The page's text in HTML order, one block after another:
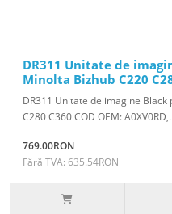
DR311 Unitate de
Minolta Bizhub C220
DR311 Unitate de imagine
C280 C360 COD OEM:
769.00RON
Fără TVA: 635.54RON